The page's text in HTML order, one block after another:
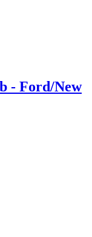
- Ford/New